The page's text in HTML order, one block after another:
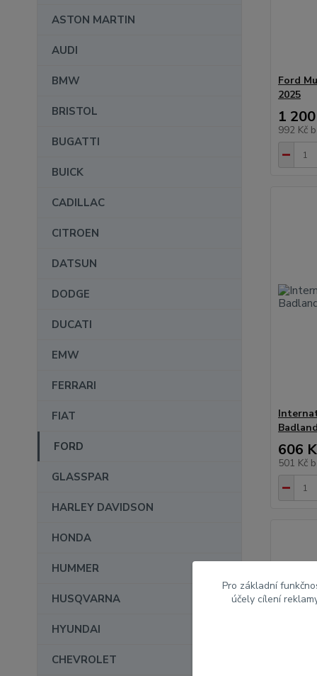
ASTON MARTIN
AUDI
BMW
BRISTOL
BUGATTI
BUICK
CADILLAC
CITROEN
DATSUN
DODGE
DUCATI
EMW
FERRARI
FIAT
FORD
GLASSPAR
HARLEY DAVIDSON
HONDA
HUMMER
HUSQVARNA
HYUNDAI
CHEVROLET
Ford
2025
1
992 Kč
606
501 Kč
Pro základní
účely cílení